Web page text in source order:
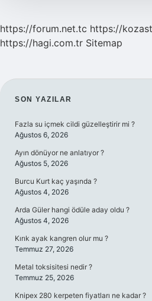
https://forum.net.tc https://
https://hagi.com.tr Sitemap
SIDEBAR
SON YAZILAR
Fazla su içmek cildi güzelleştirir mi ?
Ağustos 6, 2026
Ayın dönüyor ne anlatıyor ?
Ağustos 5, 2026
Burcu Kurt kaç yaşında ?
Ağustos 4, 2026
Arda Güler hangi ödüle aday oldu ?
Ağustos 4, 2026
Kırık ayak kangren olur mu ?
Temmuz 27, 2026
Metal toksisitesi nedir ?
Temmuz 25, 2026
Knipex 280 kerpeten fiyatları ne kadar ?